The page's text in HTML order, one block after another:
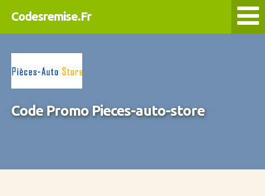
Codesremise.Fr
Code Promo Pieces-auto-store